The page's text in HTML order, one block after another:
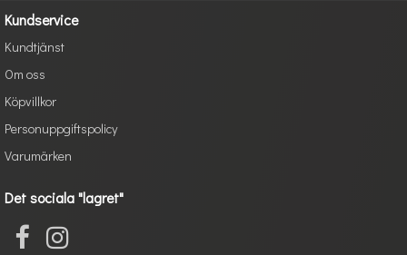
Kundservice
Kundtjänst
Om oss
Köpvillkor
Personuppgiftspolicy
Varumärken
Det sociala "lagret"